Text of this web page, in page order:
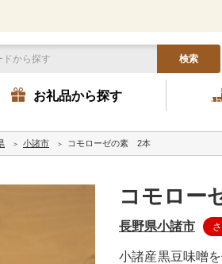
検索
お礼品から探す
小諸市 コモローゼの素 2本
コモロー
長野県小諸市
小諸産黒豆味噌